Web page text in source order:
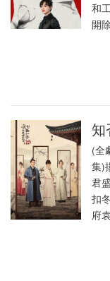
和
開
(全
集)
君
扣
府